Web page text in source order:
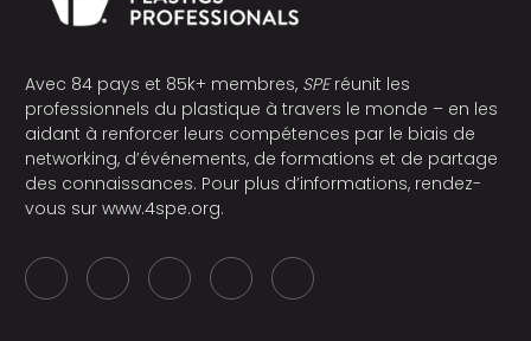
Avec 84 pays et 85k+ membres, SPEréunit les
professionnels du plastique à travers le monde – en les
aidant à renforcer leurs compétences par le biais de
networking, d’événements, de formations et de partage
des connaissances. Pour plus d’informations, rendez-
vous sur www.4spe.org.